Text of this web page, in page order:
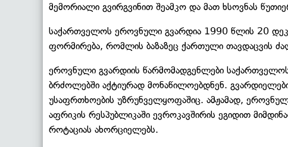
მემორიალი გვირგვინით შეამკო და მათ ხსოვნას
საქართველოს ეროვნული გვარდია 1990 წლის 20
ფორმირება, რომლის ბაზაზეც ქართული თავდაცვის
ეროვნული გვარდიის წარმომადგენლები
ბრძოლებში აქტიურად მონაწილოებდნენ.
უსაფრთხოების უზრუნველყოფაშიც. ამჟამად,
აფრიკის რესპუბლიკაში ევროკავშირის ეგიდით
როტაციას ახორციელებს.